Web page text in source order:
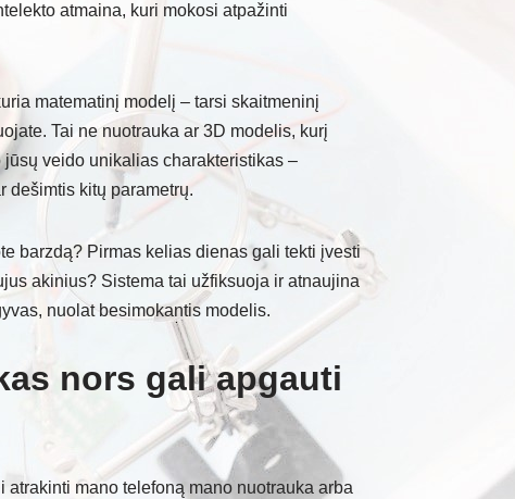
atmaina, kuri mokosi atpažinti
matematinį modelį – tarsi skaitmeninį
Tai ne nuotrauka ar 3D modelis, kurį
veido unikalias charakteristikas –
dešimtis kitų parametrų.
barzdą? Pirmas kelias dienas gali tekti įvesti
akinius? Sistema tai užfiksuoja ir atnaujina
nuolat besimokantis modelis.
nors gali apgauti
mano telefoną mano nuotrauka arba